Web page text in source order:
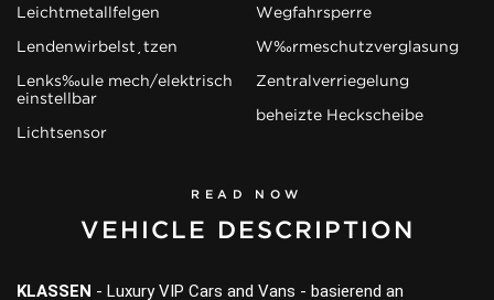
Leichtmetallfelgen
Lendenwirbelstützen
Lenksäule mech/elektrisch
einstellbar
Lichtsensor
Wegfahrsperre
Wärmeschutzverglasung
Zentralverriegelung
beheizte Heckscheibe
READ NOW
VEHICLE DESCRIPTION
KLASSEN - Luxury VIP Cars and Vans - basierend an